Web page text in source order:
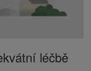
léčbě